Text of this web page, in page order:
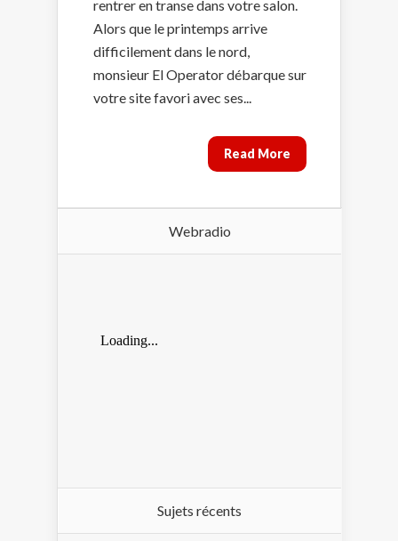
rentrer en transe dans votre salon.
Alors que le printemps arrive
difficilement dans le nord,
monsieur El Operator débarque sur
votre site favori avec ses...
Read More
Webradio
Sujets récents